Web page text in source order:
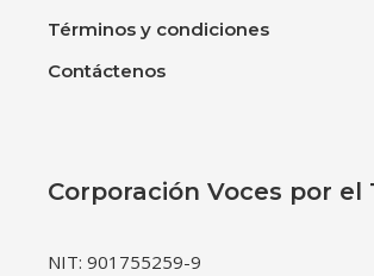
Términos y condiciones
Contáctenos
Corporación Voces por el
NIT: 901755259-9